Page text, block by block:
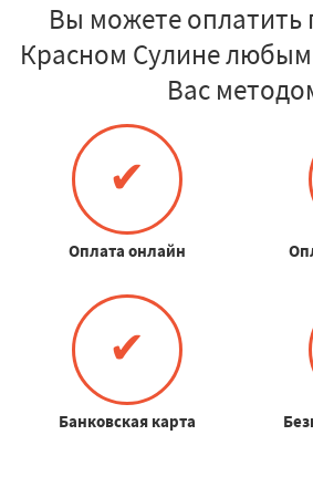
Вы можете оплатить
Красном Сулине
Вас
✔
Оплата онлайн
✔
Банковская карта